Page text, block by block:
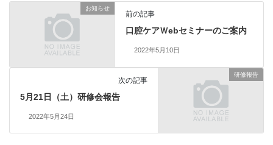
お知らせ
前の記事
口腔ケアＷebセミナーのご案内
2022年5月10日
研修報告
次の記事
5月21日（土）研修会報告
2022年5月24日